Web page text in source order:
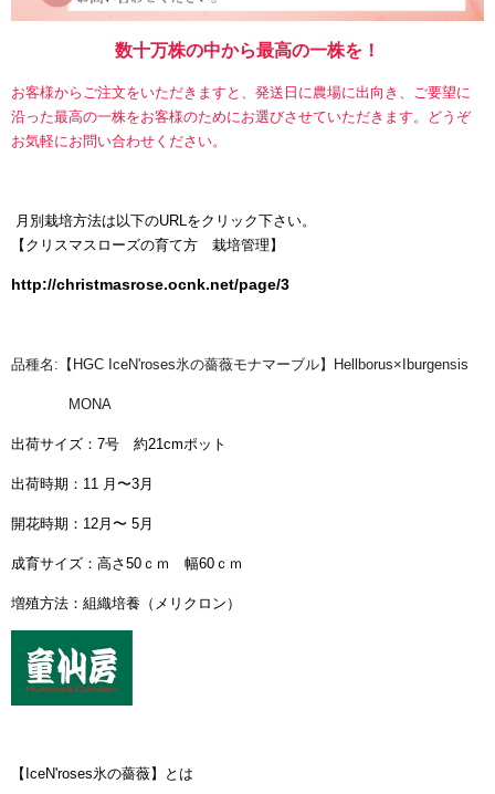
数十万株の中から最高の一株を！
お客様からご注文をいただきますと、発送日に農場に出向き、ご要望に
沿った最高の一株をお客様のためにお選びさせていただきます。どうぞ
お気軽にお問い合わせください。
月別栽培方法は以下のURLをクリック下さい。
【 クリスマスローズの育て方 栽培管理】
http://christmasrose.ocnk.net/page/3
品種名:【HGC IceN'roses氷の薔薇モナマーブル】Hellborus×Iburgensis
MONA
出荷サイズ：7号 約21cmポット
出荷時期：11 月〜3月
開花時期：12月〜 5月
成育サイズ：高さ50ｃｍ 幅60ｃｍ
増殖方法：組織培養（メリクロン）
【IceN'roses氷の薔薇】とは